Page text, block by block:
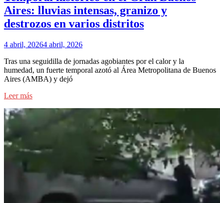
Aires: lluvias intensas, granizo y
destrozos en varios distritos
4 abril, 20264 abril, 2026
Tras una seguidilla de jornadas agobiantes por el calor y la
humedad, un fuerte temporal azotó al Área Metropolitana de Buenos
Aires (AMBA) y dejó
Leer más